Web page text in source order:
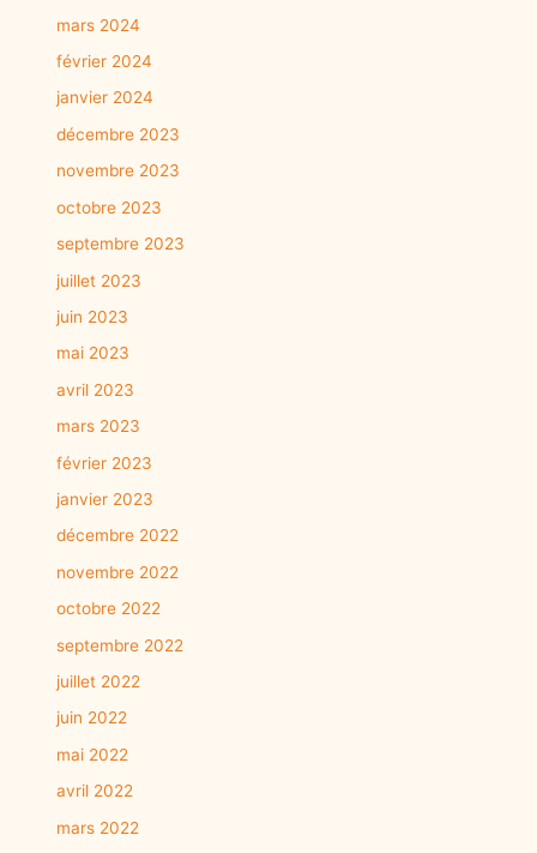
mars 2024
février 2024
janvier 2024
décembre 2023
novembre 2023
octobre 2023
septembre 2023
juillet 2023
juin 2023
mai 2023
avril 2023
mars 2023
février 2023
janvier 2023
décembre 2022
novembre 2022
octobre 2022
septembre 2022
juillet 2022
juin 2022
mai 2022
avril 2022
mars 2022